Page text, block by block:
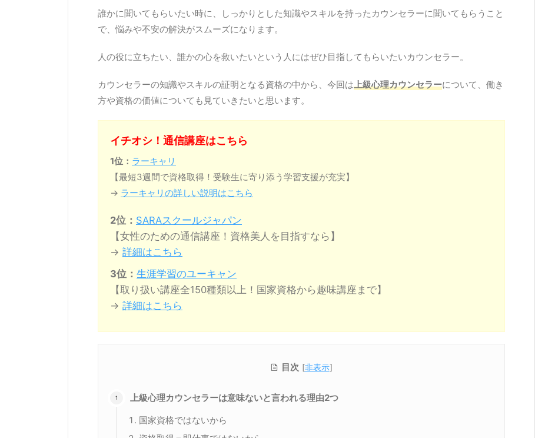
誰かに聞いてもらいたい時に、しっかりとした知識やスキルを持ったカウンセラーに聞いてもらうこと
で、悩みや不安の解決がスムーズになります。
人の役に立ちたい、誰かの心を救いたいという人にはぜひ目指してもらいたいカウンセラー。
カウンセラーの知識やスキルの証明となる資格の中から、今回は上級心理カウンセラーについて、働き
方や資格の価値についても見ていきたいと思います。
イチオシ！通信講座はこちら
1位： ラーキャリ
【最短3週間で資格取得！受験生に寄り添う学習支援が充実】
→ ラーキャリの詳しい説明はこちら
2位： SARAスクールジャパン
【女性のための通信講座！資格美人を目指すなら】
→ 詳細はこちら
3位： 生涯学習のユーキャン
【取り扱い講座全150種類以上！国家資格から趣味講座まで】
→ 詳細はこちら
目次 [非表示]
上級心理カウンセラーは意味ないと言われる理由2つ
国家資格ではないから